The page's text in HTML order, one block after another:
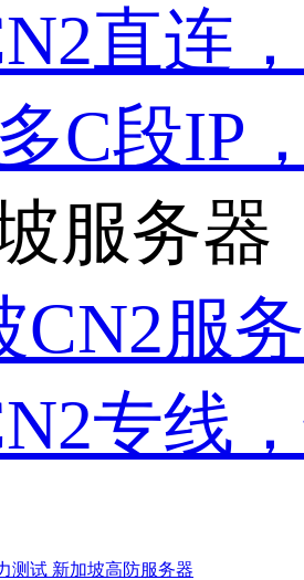
直连
C段IP
服务器
CN2服
专线
测试 新加坡高防服务器